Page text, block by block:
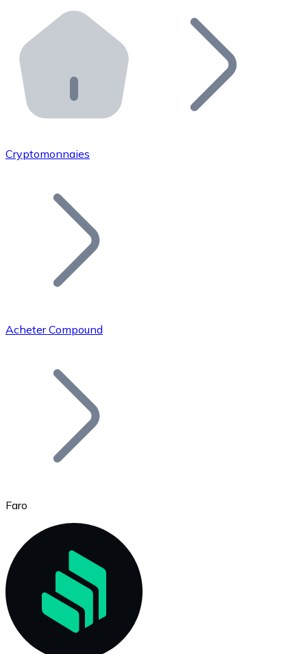
Distributeurs automatiques Bitnovo
Intégrez un ATM Bitnovo dans votre entreprise et
API Bitnovo
Intégrez notre API dans votre écosystème.
Rejoignez notre réseau de distributeurs et
Ajoutez le token de votre projet à notre service
Bitcoin
Ethereum
ETH
Cryptomonnaies
Acheter Compound
Faro